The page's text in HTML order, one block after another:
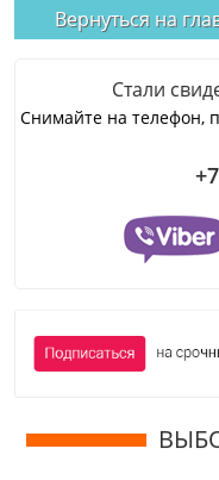
Вернуться на
Стали
Снимайте на телефон,